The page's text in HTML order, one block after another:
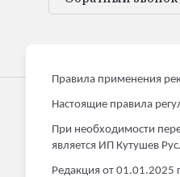
HomeMarkett
Товары для дома и дачи
Правила применения
Настоящие правила
При необходимости
является ИП Кутушев
Редакция от 01.01.2025